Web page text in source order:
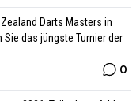
Darts Masters in
Sie das jüngste Turnier der
0